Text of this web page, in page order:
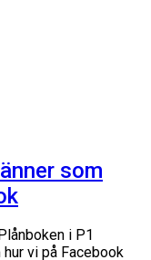
som
i P1
vi på Facebook